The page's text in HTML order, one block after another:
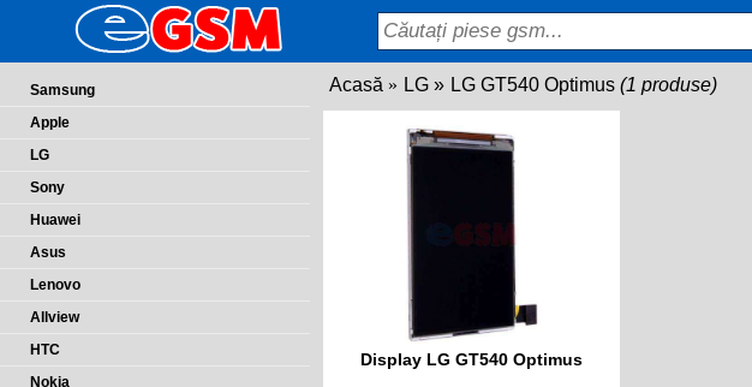
Samsung
Apple
LG
Sony
Huawei
Asus
Lenovo
Allview
HTC
Nokia
Acasă LG LG GT540 Optimus (1 produse)
Display LG GT540 Optimus